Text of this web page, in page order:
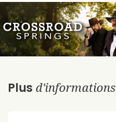
Plus d'informations